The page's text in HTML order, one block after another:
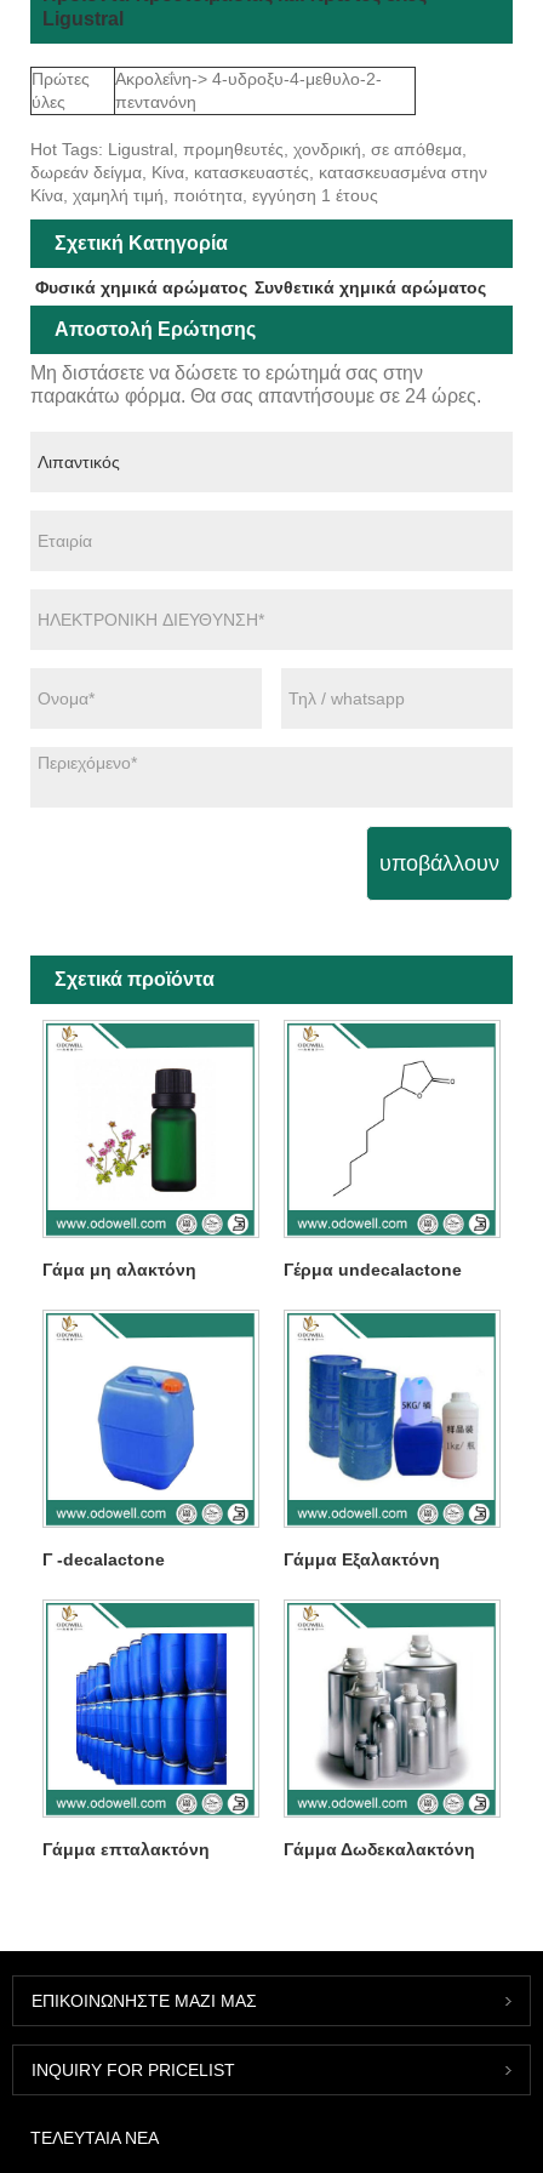
Ligustral
Πρώτες
ύλες
Ακρολεΐνη-> 4-υδροξυ-4-μεθυλο-2-
πεντανόνη
Hot Tags: Ligustral, προμηθευτές, χονδρική, σε απόθεμα,
δωρεάν δείγμα, Κίνα, κατασκευαστές, κατασκευασμένα στην
Κίνα, χαμηλή τιμή, ποιότητα, εγγύηση 1 έτους
Σχετική Κατηγορία
Φυσικά χημικά αρώματος Συνθετικά χημικά αρώματος
Αποστολή Ερώτησης
Μη διστάσετε να δώσετε το ερώτημά σας στην
παρακάτω φόρμα. Θα σας απαντήσουμε σε 24 ώρες.
υποβάλλουν
Σχετικά προϊόντα
Γάμα μη αλακτόνη Γέρμα undecalactone
Γ -decalactone Γάμμα Εξαλακτόνη
Γάμμα επταλακτόνη Γάμμα Δωδεκαλακτόνη
ΕΠΙΚΟΙΝΩΝΉΣΤΕ ΜΑΖΊ ΜΑΣ
INQUIRY FOR PRICELIST
ΤΕΛΕΥΤΑΊΑ ΝΈΑ